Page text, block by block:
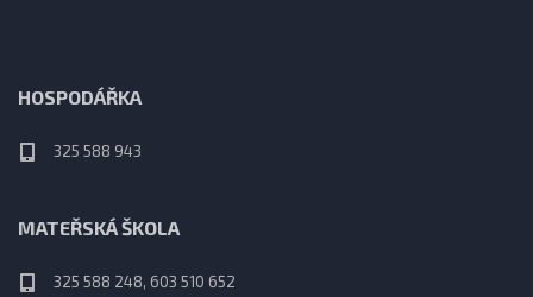
HOSPODÁŘKA
325 588 943
MATEŘSKÁ ŠKOLA
325 588 248, 603 510 652